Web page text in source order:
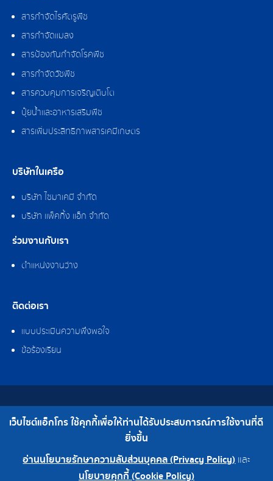
สารกำจัดไรศัตรูพืช
สารกำจัดแมลง
สารป้องกันกำจัดโรคพืช
สารกำจัดวัชพืช
สารควบคุมการเจริญเติบโต
ปุ๋ยน้ำและอาหารเสริมพืช
สารเพิ่มประสิทธิภาพสารเคมีเกษตร
บริษัทในเครือ
บริษัท ไซมาเคมี จำกัด
บริษัท แพ็คกิ้ง แอ็ก จำกัด
ร่วมงานกับเรา
ตำแหน่งงานว่าง
ติดต่อเรา
แบบประเมินความพึงพอใจ
ข้อร้องเรียน
สงวนลิขสิทธิ์ © 2562 บริษัท แอ็กโกร (ประเทศไทย) จำกัด
เบอร์โทร : 0-2308-2102 | โทรสาร : 0-2308-2487
เว็บไซต์แอ็กโกร ใช้คุกกี้เพื่อให้ท่านได้รับประสบการณ์การใช้งานที่ดี
ยิ่งขึ้น
อ่านนโยบายรักษาความลับส่วนบุคคล (Privacy Policy) และ
นโยบายคุกกี้ (Cookie Policy)
0-2308-2102
โรงงาน 0-2324-0515-6